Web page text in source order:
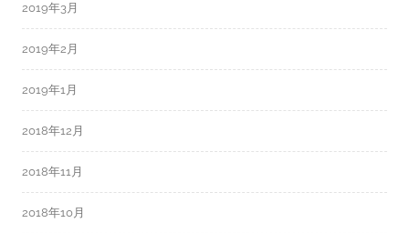
2019年3月
2019年2月
2019年1月
2018年12月
2018年11月
2018年10月